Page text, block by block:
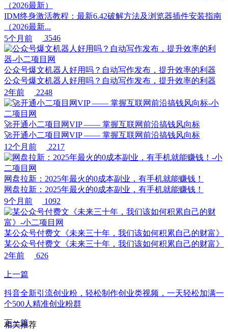
（2026最新）
IDM终身激活教程：最新6.42破解方法及浏览器插件安装指南
（2026最新...
5个月前
3546
公众号爆文机器人好用吗？自动写作发布，提升效率的利器
公众号爆文机器人好用吗？自动写作发布，提升效率的利器
2年前
2248
🚀开通小二项目网VIP —— 掌握互联网前沿搞钱风向标
🚀开通小二项目网VIP —— 掌握互联网前沿搞钱风向标
12个月前
2217
网盘拉新：2025年最火的0成本副业，有手机就能赚钱！
网盘拉新：2025年最火的0成本副业，有手机就能赚钱！
9个月前
1092
某公众号付费文《未来三十年，我们该如何积累自己的财富》
某公众号付费文《未来三十年，我们该如何积累自己的财富》
2年前
626
上一篇
抖音全新引流创业粉，轻松制作创业类视频，一天轻松加满一
个500人精准创业粉群
下一篇
相关推荐